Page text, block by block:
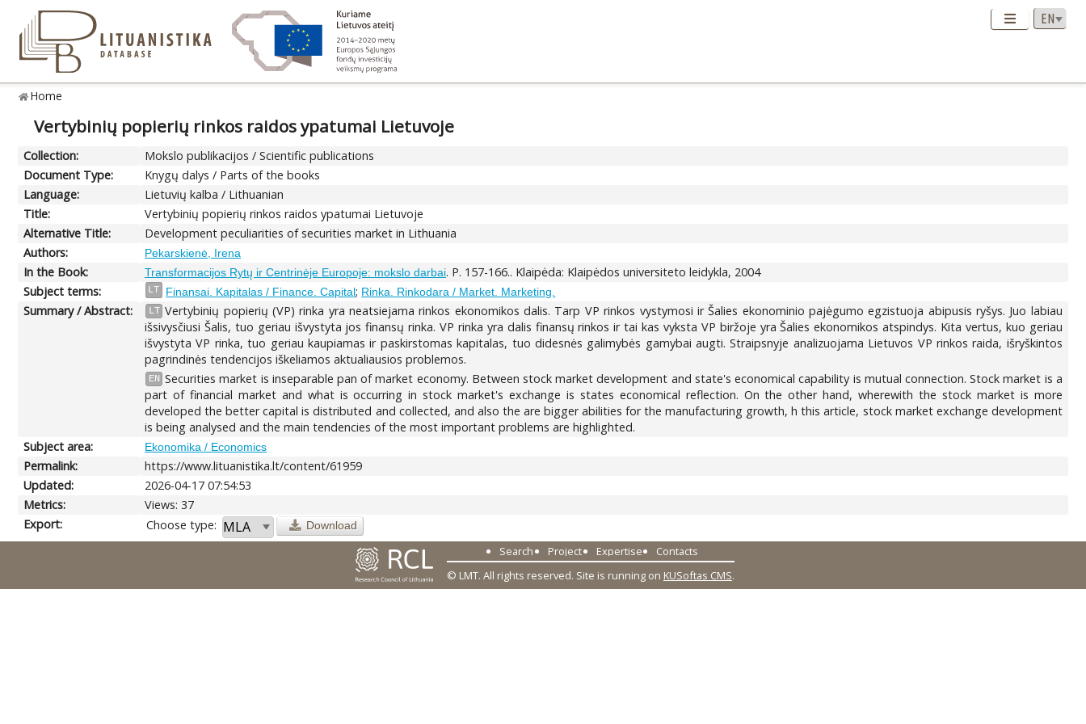
Home
Vertybinių popierių rinkos raidos ypatumai Lietuvoje
Collection:
Mokslo publikacijos / Scientific publications
Document Type:
Knygų dalys / Parts of the books
Language:
Lietuvių kalba / Lithuanian
Title:
Vertybinių popierių rinkos raidos ypatumai Lietuvoje
Alternative Title:
Development peculiarities of securities market in Lithuania
Authors:
Pekarskienė, Irena
In the Book: Transformacijos Rytų ir Centrinėje Europoje: mokslo darbai. P. 157-166.. Klaipėda: Klaipėdos universiteto leidykla, 2004
Subject terms:
LT Finansai. Kapitalas / Finance. Capital; Rinka. Rinkodara / Market. Marketing.
Summary / Abstract: LT Vertybinių popierių (VP) rinka yra neatsiejama rinkos ekonomikos dalis. Tarp VP rinkos vystymosi ir Šalies ekonominio pajėgumo egzistuoja abipusis ryšys. Juo labiau
išsivysčiusi Šalis, tuo geriau išvystyta jos finansų rinka. VP rinka yra dalis finansų rinkos ir tai kas vyksta VP biržoje yra Šalies ekonomikos atspindys. Kita vertus, kuo geriau
išvystyta VP rinka, tuo geriau kaupiamas ir paskirstomas kapitalas, tuo didesnės galimybės gamybai augti. Straipsnyje analizuojama Lietuvos VP rinkos raida, išryškintos
pagrindinės tendencijos iškeliamos aktualiausios problemos.
EN Securities market is inseparable pan of market economy. Between stock market development and state's economical capability is mutual connection. Stock market is a
part of financial market and what is occurring in stock market's exchange is states economical reflection. On the other hand, wherewith the stock market is more
developed the better capital is distributed and collected, and also the are bigger abilities for the manufacturing growth, h this article, stock market exchange development
is being analysed and the main tendencies of the most important problems are highlighted.
Subject area:
Ekonomika / Economics
Permalink:
https://www.lituanistika.lt/content/61959
Updated:
2026-04-17 07:54:53
Metrics:
Views: 37
Export:
Choose type: Download
Search Project Expertise
Contacts
© LMT. All rights reserved. Site is running on KUSoftas CMS.